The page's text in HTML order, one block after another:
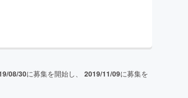
08/30に募集を開始し、 2019/11/09に募集を